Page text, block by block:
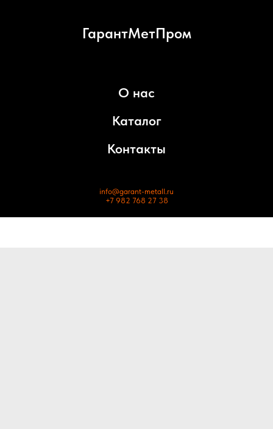
ГарантМетПром
О нас
Каталог
Контакты
info@garant-metall.ru
+7 982 768 27 38